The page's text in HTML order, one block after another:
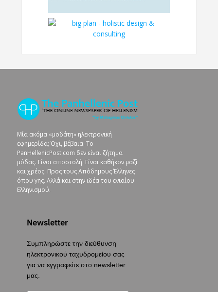
Μία ακόμα «μοδάτη» ηλεκτρονική
εφημερίδα; Όχι, βέβαια. To
PanHellenicPost.com δεν είναι ζήτημα
μόδας. Είναι αποστολή. Είναι καθήκον μαζί
και χρέος. Προς τους Απόδημους Έλληνες
όπου γης. Αλλά και στην ιδέα του ενιαίου
Ελληνισμού.
Newsletter
Συμπληρώστε την διεύθυνση
ηλεκτρονικού ταχυδρομείου σας
για να εγγραφείτε στο newsletter
μας.